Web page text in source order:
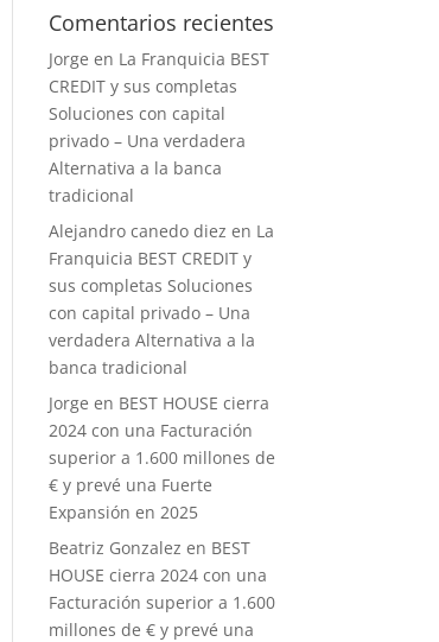
Comentarios recientes
Jorge en La Franquicia BEST
CREDIT y sus completas
Soluciones con capital
privado – Una verdadera
Alternativa a la banca
tradicional
Alejandro canedo diez en La
Franquicia BEST CREDIT y
sus completas Soluciones
con capital privado – Una
verdadera Alternativa a la
banca tradicional
Jorge en BEST HOUSE cierra
2024 con una Facturación
superior a 1.600 millones de
€ y prevé una Fuerte
Expansión en 2025
Beatriz Gonzalez en BEST
HOUSE cierra 2024 con una
Facturación superior a 1.600
millones de € y prevé una